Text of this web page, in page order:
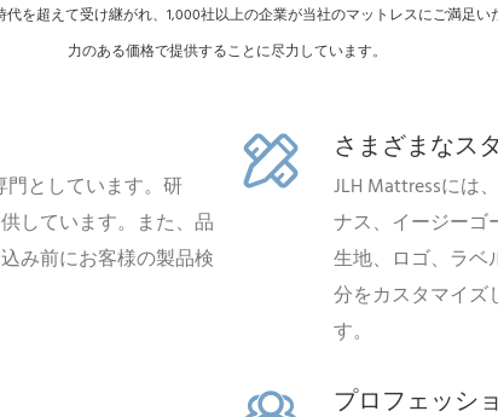
代を超えて受け継がれ、1,000社以上の企業が当社のマットレスにご満足い
力のある価格で提供することに尽力しています。
門としています。研
しています。また、品
み前にお客様の製品検
さまざまなス
JLH Mattressには
ナス、イージーゴ
生地、ロゴ、ラベ
分をカスタマイズ
す。
プロフェッシ